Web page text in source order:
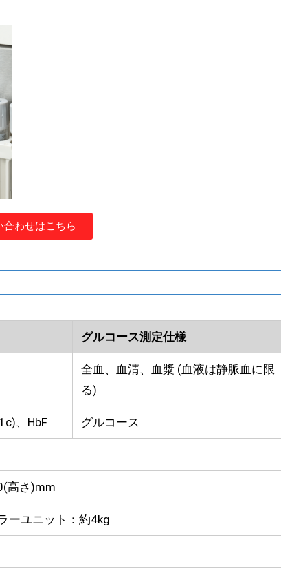
合わせはこちら
グルコース測定仕様
全血、血清、血漿 (血液は静脈血に限
る)
、HbF グルコース
高さ)mm
ーユニット：約4kg